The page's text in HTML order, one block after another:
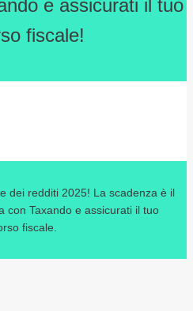
e assicurati il tuo
fiscale!
dei redditi 2025! La scadenza è il
Taxando e assicurati il tuo
fiscale.